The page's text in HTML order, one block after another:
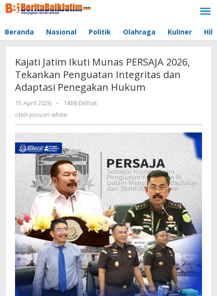
Lewati
ke
Beranda Nasional Politik Olahraga Kuliner
Kajati Jatim Ikuti Munas PERSAJA 2026,
Tekankan Penguatan Integritas dan
Adaptasi Penegakan Hukum
15 April 2026
oleh
jonson
-
1468 Dilihat
oleh jonson white